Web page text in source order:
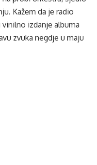
Kažem da je radio
izdanje albuma
zvuka negdje u maju